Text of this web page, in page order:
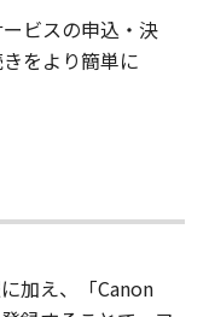
ビスの申込・決
をより簡単に
加え、「Canon